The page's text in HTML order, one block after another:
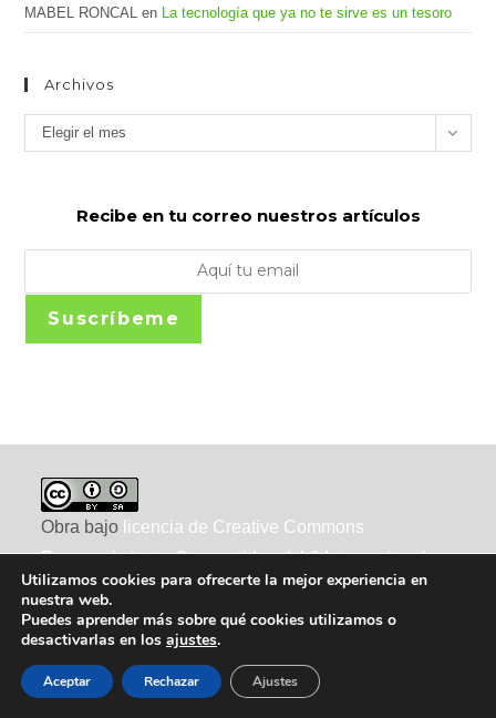
MABEL RONCAL en La tecnología que ya no te sirve es un tesoro
Archivos
Archivos
Elegir el mes
Recibe en tu correo nuestros artículos
Suscríbeme
Obra bajo licencia de Creative Commons
Reconocimiento-CompartirIgual 4.0 Internacional.
Utilizamos cookies para ofrecerte la mejor experiencia en
nuestra web.
Puedes aprender más sobre qué cookies utilizamos o
desactivarlas en los ajustes.
Aceptar Rechazar Ajustes